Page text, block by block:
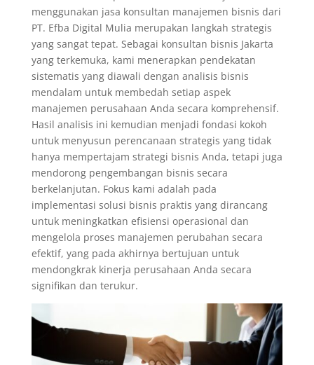
menggunakan jasa konsultan manajemen bisnis dari
PT. Efba Digital Mulia merupakan langkah strategis
yang sangat tepat. Sebagai konsultan bisnis Jakarta
yang terkemuka, kami menerapkan pendekatan
sistematis yang diawali dengan analisis bisnis
mendalam untuk membedah setiap aspek
manajemen perusahaan Anda secara komprehensif.
Hasil analisis ini kemudian menjadi fondasi kokoh
untuk menyusun perencanaan strategis yang tidak
hanya mempertajam strategi bisnis Anda, tetapi juga
mendorong pengembangan bisnis secara
berkelanjutan. Fokus kami adalah pada
implementasi solusi bisnis praktis yang dirancang
untuk meningkatkan efisiensi operasional dan
mengelola proses manajemen perubahan secara
efektif, yang pada akhirnya bertujuan untuk
mendongkrak kinerja perusahaan Anda secara
signifikan dan terukur.